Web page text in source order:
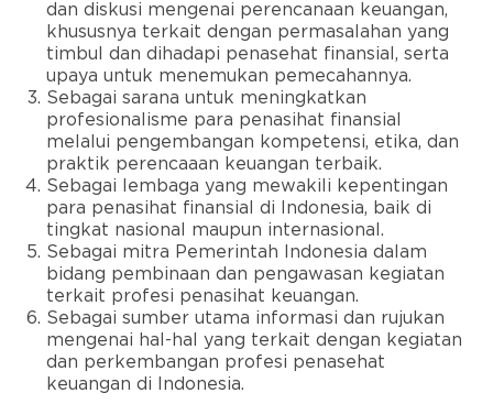
dan diskusi mengenai perencanaan keuangan,
khususnya terkait dengan permasalahan yang
timbul dan dihadapi penasehat finansial, serta
upaya untuk menemukan pemecahannya.
Sebagai sarana untuk meningkatkan
profesionalisme para penasihat finansial
melalui pengembangan kompetensi, etika, dan
praktik perencaaan keuangan terbaik.
Sebagai lembaga yang mewakili kepentingan
para penasihat finansial di Indonesia, baik di
tingkat nasional maupun internasional.
Sebagai mitra Pemerintah Indonesia dalam
bidang pembinaan dan pengawasan kegiatan
terkait profesi penasihat keuangan.
Sebagai sumber utama informasi dan rujukan
mengenai hal-hal yang terkait dengan kegiatan
dan perkembangan profesi penasehat
keuangan di Indonesia.